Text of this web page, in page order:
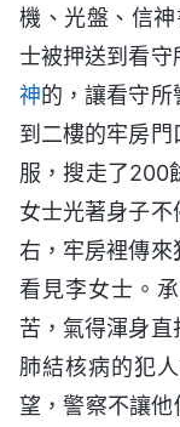
機、光盤、信
士被押送到看
神的，讓看守所
到二樓的牢房
服，搜走了200
女士光著身子
右，牢房裡傳來
看見李女士。
苦，氣得渾身
肺結核病的犯
望，警察不讓